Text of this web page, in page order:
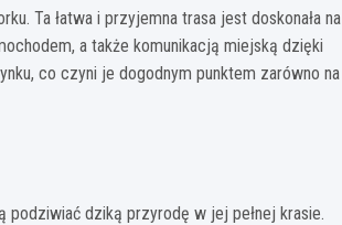
Ta łatwa i przyjemna trasa jest doskonała na
a także komunikacją miejską dzięki
co czyni je dogodnym punktem zarówno na
podziwiać dziką przyrodę w jej pełnej krasie.